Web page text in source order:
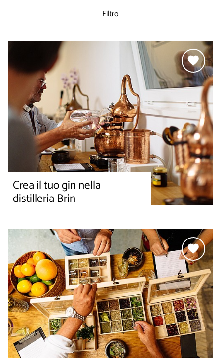
Filtro
Crea il tuo gin nella
distilleria Brin